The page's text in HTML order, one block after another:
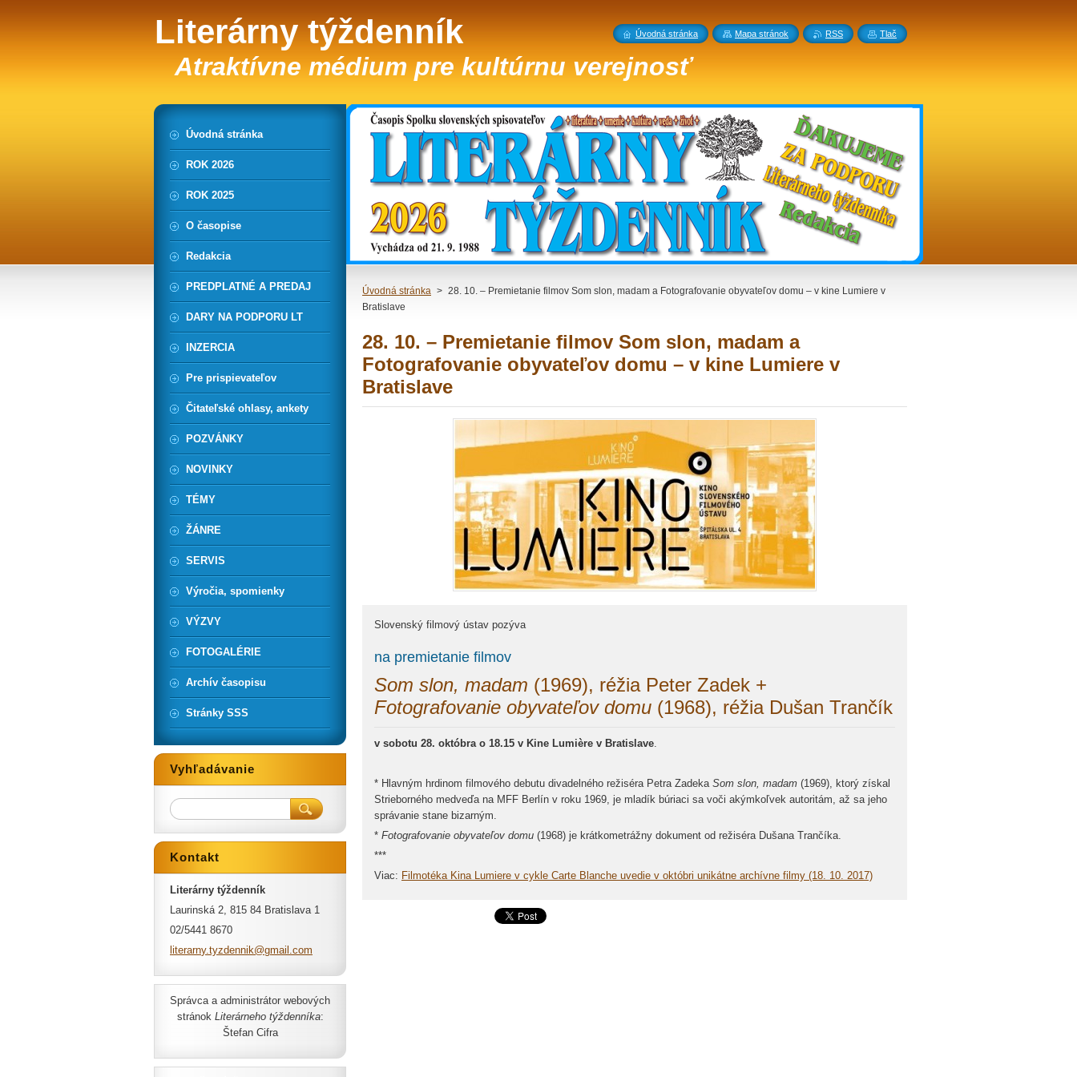
Literárny týždenník
Atraktívne médium pre kultúrnu verejnosť
Úvodná stránka > 28. 10. – Premietanie filmov Som slon, madam a Fotografovanie obyvateľov domu – v kine Lumiere v
Bratislave
28. 10. – Premietanie filmov Som slon, madam a
Fotografovanie obyvateľov domu – v kine Lumiere v
Bratislave
Slovenský filmový ústav pozýva
na premietanie filmov
Som slon, madam (1969), réžia Peter Zadek +
Fotografovanie obyvateľov domu (1968), réžia Dušan Trančík
v sobotu 28. októbra o 18.15 v Kine Lumière v Bratislave.
* Hlavným hrdinom filmového debutu divadelného režiséra Petra Zadeka Som slon, madam (1969), ktorý získal
Strieborného medveďa na MFF Berlín v roku 1969, je mladík búriaci sa voči akýmkoľvek autoritám, až sa jeho
správanie stane bizarným.
* Fotografovanie obyvateľov domu (1968) je krátkometrážny dokument od režiséra Dušana Trančíka.
***
Viac: Filmotéka Kina Lumiere v cykle Carte Blanche uvedie v októbri unikátne archívne filmy (18. 10. 2017)
Úvodná stránka
ROK 2026
ROK 2025
O časopise
Redakcia
PREDPLATNÉ A PREDAJ
DARY NA PODPORU LT
INZERCIA
Pre prispievateľov
Čitateľské ohlasy, ankety
POZVÁNKY
NOVINKY
TÉMY
ŽÁNRE
SERVIS
Výročia, spomienky
VÝZVY
FOTOGALÉRIE
Archív časopisu
Stránky SSS
Vyhľadávanie
Kontakt
Literárny týždenník
Laurinská 2, 815 84 Bratislava 1
02/5441 8670
literarny.tyzdennik@gmai l.com
Správca a administrátor webových
stránok Literárneho týždenníka:
Štefan Cifra
Úvodná stránka Mapa stránok RSS Tlač